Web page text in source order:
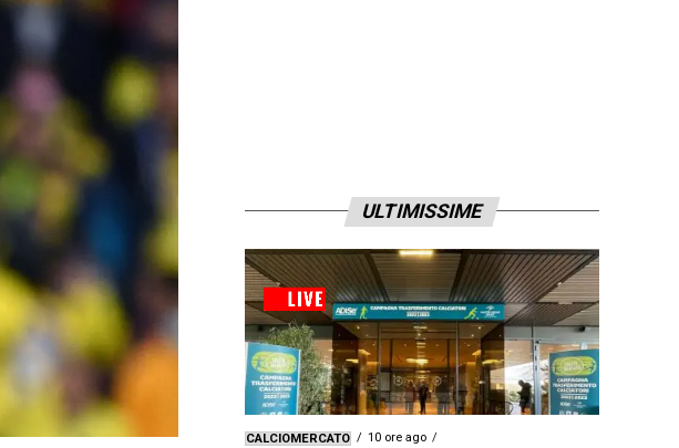
ULTIMISSIME
CALCIOMERCATO 10 ore ago